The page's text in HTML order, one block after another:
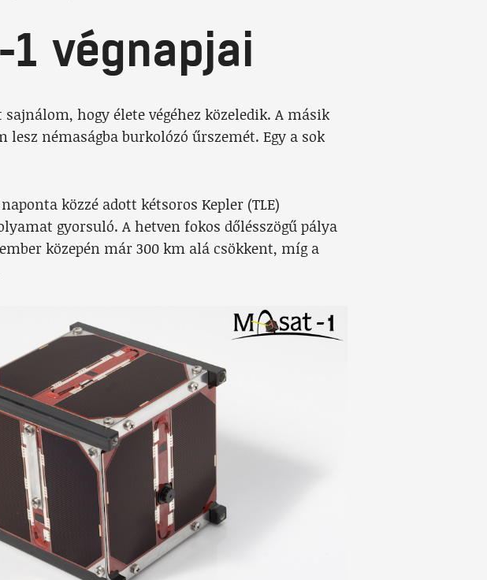
végnapjai
hogy élete végéhez közeledik. A másik
némaságba burkolózó űrszemét. Egy a sok
közzé adott kétsoros Kepler (TLE)
gyorsuló. A hetven fokos dőlésszögű pálya
közepén már 300 km alá csökkent, míg a